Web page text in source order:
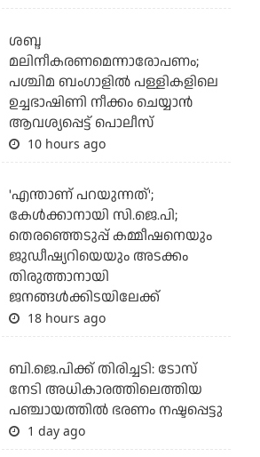
ശബ്ദ
മലിനീകരണമെന്നാരോപണം;
പശ്ചിമ ബംഗാളില്‍ പള്ളികളിലെ
ഉച്ചഭാഷിണി നീക്കം ചെയ്യാന്‍
ആവശ്യപ്പെട്ട് പൊലീസ്
10 hours ago
'എന്താണ് പറയുന്നത്';
കേള്‍ക്കാനായി സി.ജെ.പി;
തെരഞ്ഞെടുപ്പ് കമ്മീഷനെയും
ജുഡീഷ്യറിയെയും അടക്കം
തിരുത്താനായി
ജനങ്ങള്‍ക്കിടയിലേക്ക്
18 hours ago
ബി.ജെ.പിക്ക് തിരിച്ചടി: ടോസ്
നേടി അധികാരത്തിലെത്തിയ
പഞ്ചായത്തില്‍ ഭരണം നഷ്ടപ്പെട്ടു
1 day ago